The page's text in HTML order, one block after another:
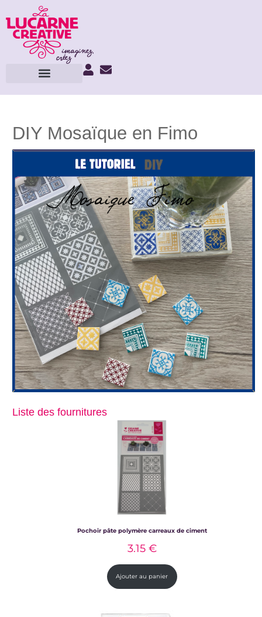
DIY Mosaïque en Fimo
Liste des fournitures
Pochoir pâte polymère carreaux de ciment
3.15 €
Ajouter au panier